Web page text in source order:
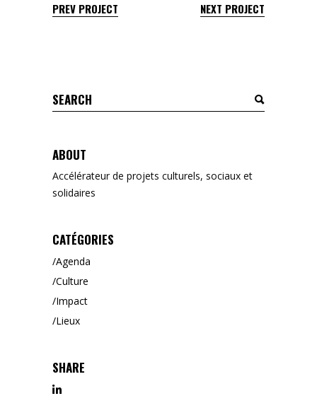
PREV PROJECT NEXT PROJECT
Search
for:
ABOUT
Accélérateur de projets culturels, sociaux et
solidaires
CATÉGORIES
Agenda
Culture
Impact
Lieux
SHARE